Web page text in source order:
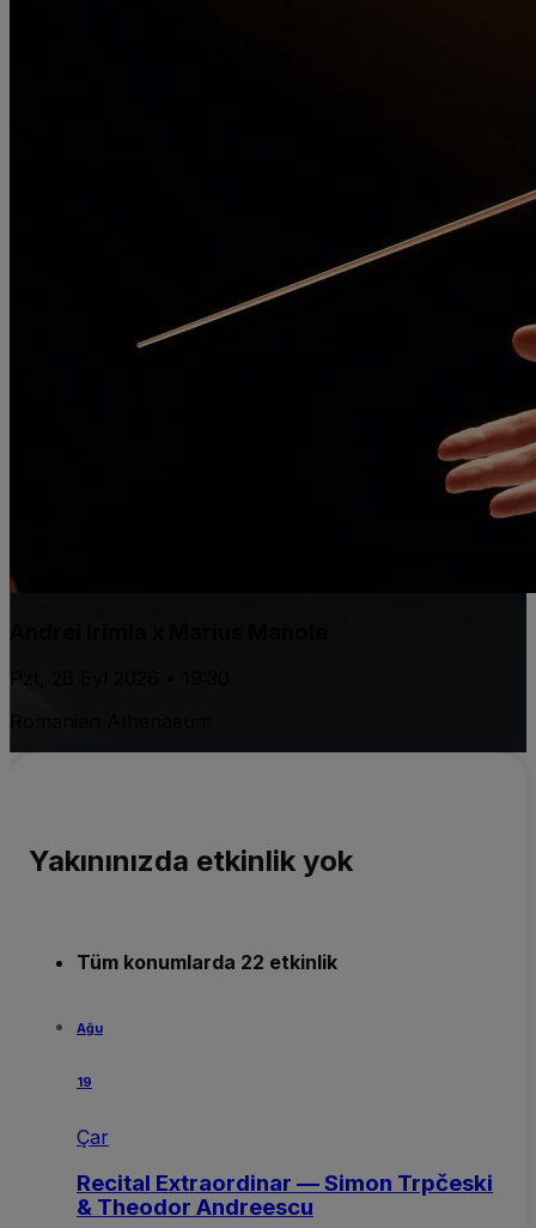
Andrei Irimia x Marius Manole
Pzt, 28 Eyl 2026 • 19:30
Yakınınızda etkinlik yok
Tüm konumlarda 22 etkinlik
Ağu
19
Çar
Recital Extraordinar — Simon Trpčeski
& Theodor Andreescu